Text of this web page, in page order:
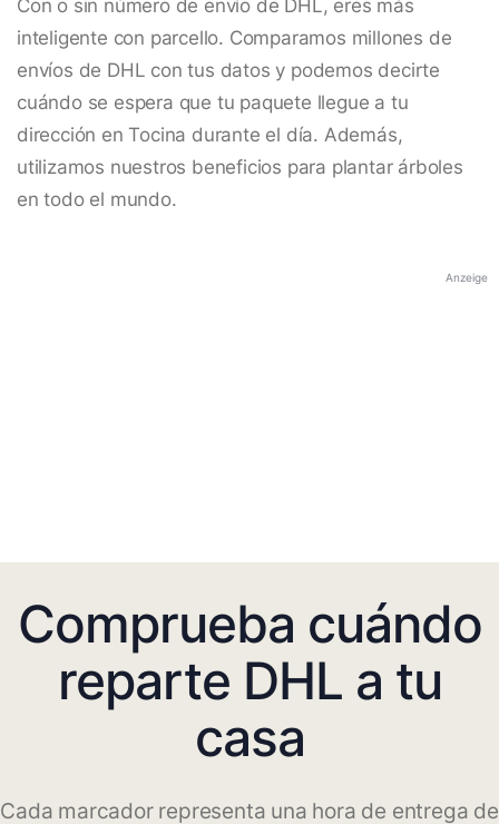
Con o sin número de envío de DHL, eres más
inteligente con parcello. Comparamos millones de
envíos de DHL con tus datos y podemos decirte
cuándo se espera que tu paquete llegue a tu
dirección en Tocina durante el día. Además,
utilizamos nuestros beneficios para plantar árboles
en todo el mundo.
Anzeige
Comprueba cuándo
reparte DHL a tu
casa
Cada marcador representa una hora de entrega de